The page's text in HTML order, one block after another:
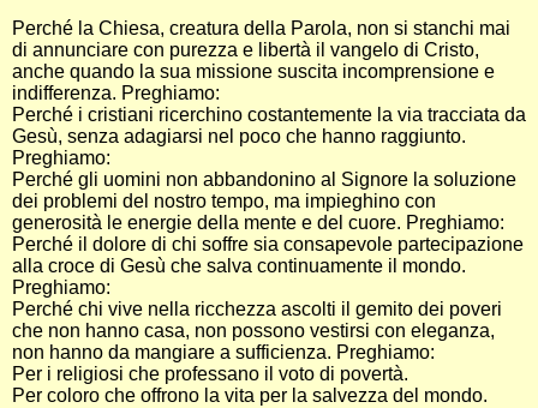
Perché la Chiesa, creatura della Parola, non si stanchi mai
di annunciare con purezza e libertà il vangelo di Cristo,
anche quando la sua missione suscita incomprensione e
indifferenza. Preghiamo:
Perché i cristiani ricerchino costantemente la via tracciata da
Gesù, senza adagiarsi nel poco che hanno raggiunto.
Preghiamo:
Perché gli uomini non abbandonino al Signore la soluzione
dei problemi del nostro tempo, ma impieghino con
generosità le energie della mente e del cuore. Preghiamo:
Perché il dolore di chi soffre sia consapevole partecipazione
alla croce di Gesù che salva continuamente il mondo.
Preghiamo:
Perché chi vive nella ricchezza ascolti il gemito dei poveri
che non hanno casa, non possono vestirsi con eleganza,
non hanno da mangiare a sufficienza. Preghiamo:
Per i religiosi che professano il voto di povertà.
Per coloro che offrono la vita per la salvezza del mondo.